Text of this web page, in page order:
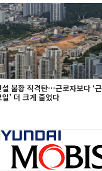
설 불황 직격탄…근로자보다 ‘근
일’ 더 크게 줄었다